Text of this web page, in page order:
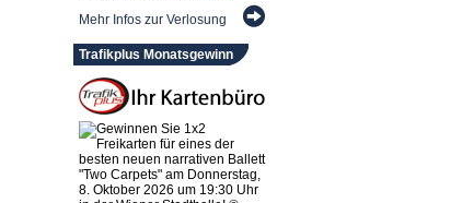
Mehr Infos zur Verlosung
Trafikplus Monatsgewinn